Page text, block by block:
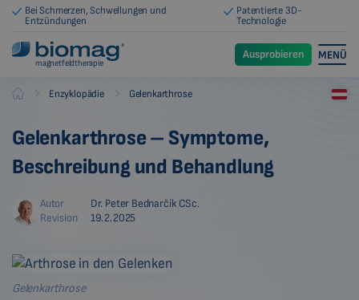
Bei Schmerzen, Schwellungen und
Entzündungen
Patentierte 3D-
Technologie
magnetfeldtherapie
Ausprobieren MENÜ
Biomag Enzyklopädie Gelenkarthrose
Gelenkarthrose – Symptome,
Beschreibung und Behandlung
Autor
Dr. Peter Bednarčík CSc.
Revision
19.2.2025
Gelenkarthrose